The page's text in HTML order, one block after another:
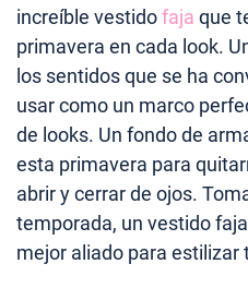
increíble vestidofaja que
primavera en cada look.
los sentidos que se ha
usar como un marco
de looks. Un fondo de
esta primavera para
abrir y cerrar de ojos.
temporada, un vestido
mejor aliado para